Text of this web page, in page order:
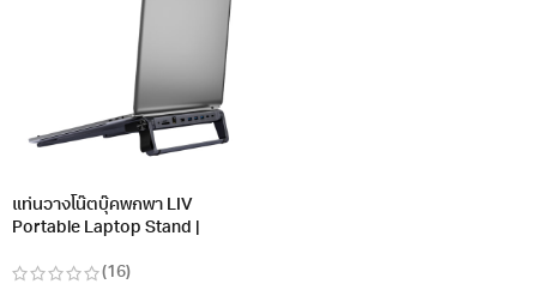
แท่นวางโน๊ตบุ๊คพกพา LIV
Portable Laptop Stand |
(16)